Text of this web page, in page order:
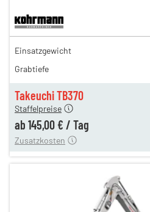
Takeuchi TB370
249,00 €
206,00 €
173,00 €
Staffelpreise
ab 145,00 € / Tag
12,00 €
Zusatzkosten
Einsatzgewicht
Grabtiefe